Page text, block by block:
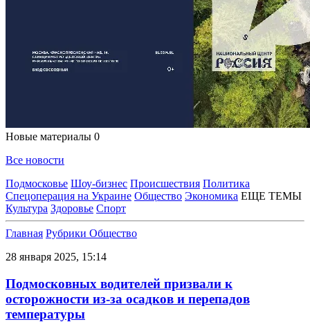
Новые материалы 0
Все новости
Подмосковье Шоу-бизнес Происшествия Политика
Спецоперация на Украине Общество Экономика ЕЩЕ ТЕМЫ
Культура Здоровье Спорт
Главная Рубрики Общество
28 января 2025, 15:14
Подмосковных водителей призвали к
осторожности из-за осадков и перепадов
температуры